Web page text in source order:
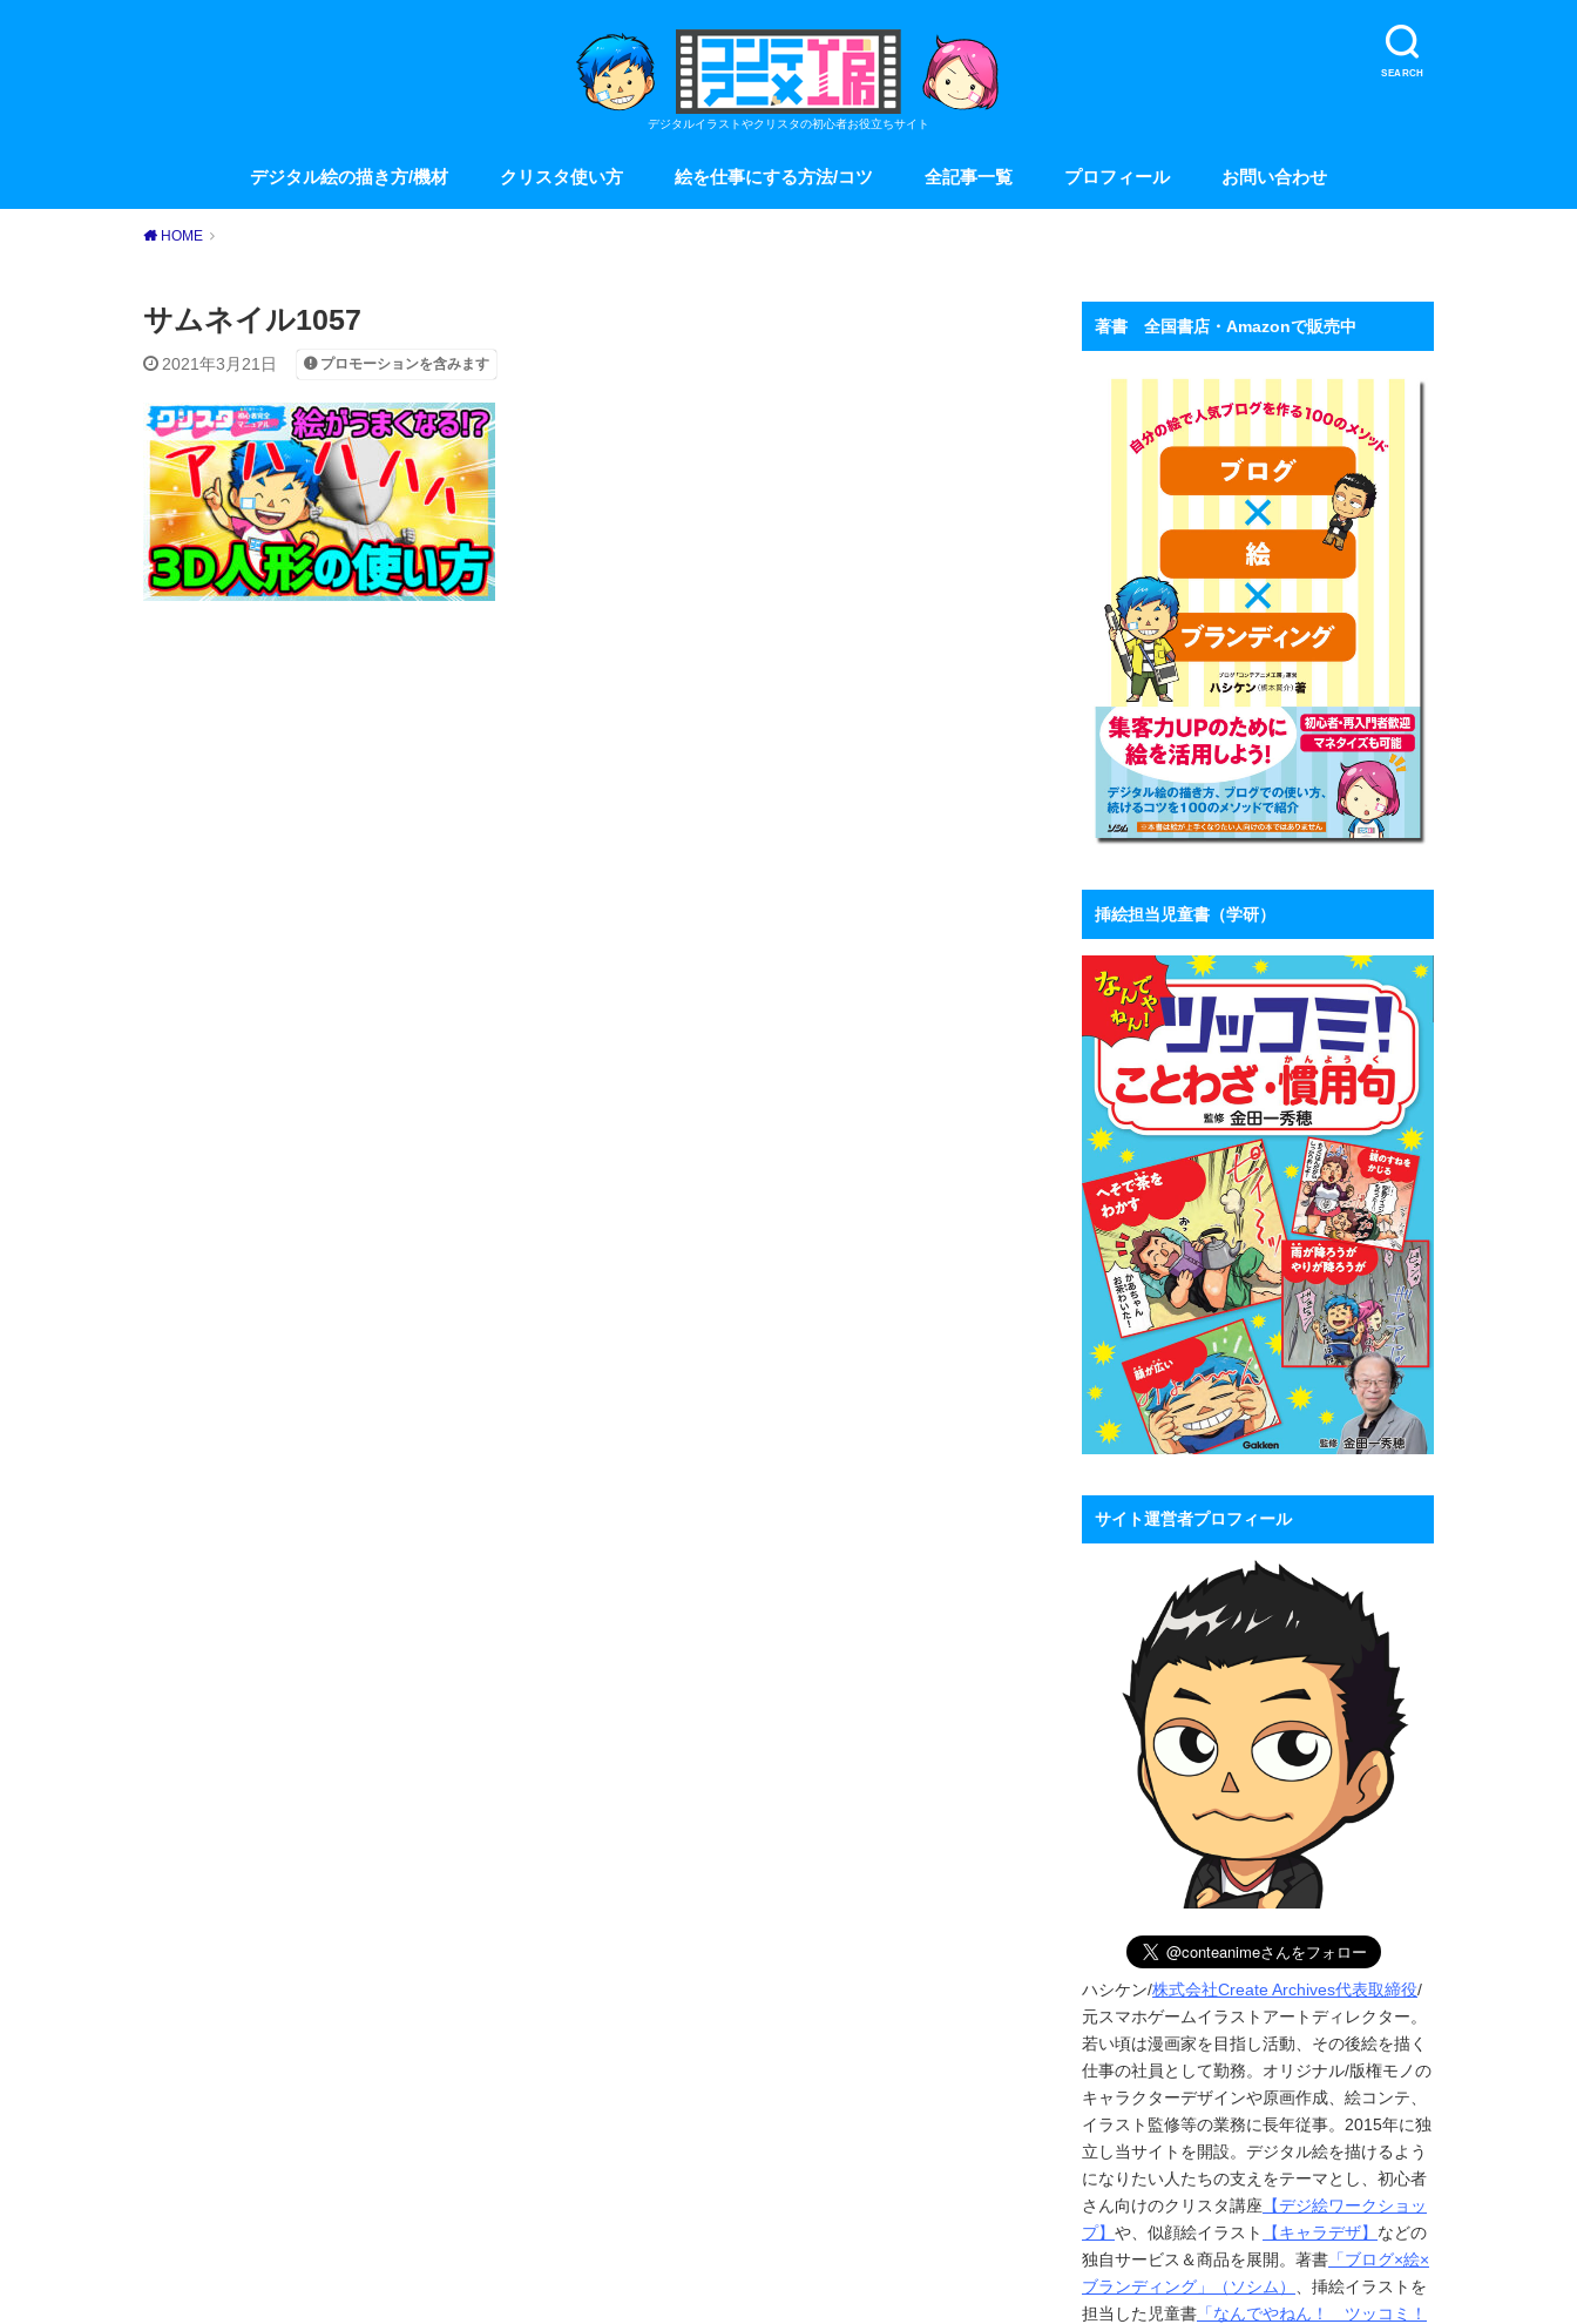
SEARCH
デジタルイラストやクリスタの初心者お役立ちサイト
デジタル絵の描き方/機材 クリスタ使い方 絵を仕事にする方法/コツ 全記事一覧 プロフィール お問い合わせ
HOME
サムネイル1057
2021年3月21日 プロモーションを含みます
著書 全国書店・Amazonで販売中
挿絵担当児童書（学研）
サイト運営者プロフィール
ハシケン/株式会社Create Archives代表取締役/
元スマホゲームイラストアートディレクター。
若い頃は漫画家を目指し活動、その後絵を描く
仕事の社員として勤務。オリジナル/版権モノの
キャラクターデザインや原画作成、絵コンテ、
イラスト監修等の業務に長年従事。2015年に独
立し当サイトを開設。デジタル絵を描けるよう
になりたい人たちの支えをテーマとし、初心者
さん向けのクリスタ講座 【デジ絵ワークショッ
プ】 や、似顔絵イラスト 【キャラデザ】 などの
独自サービス＆商品を展開。著書 「ブログ×絵×
ブランディング」（ソシム）
、挿絵イラストを
担当した児童書 「なんでやねん！ ツッコミ！